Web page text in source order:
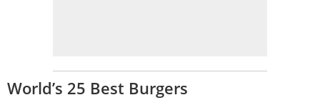
World’s 25 Best Burgers